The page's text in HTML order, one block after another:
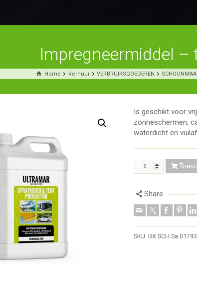
Impregneermiddel –
Home Verhuur VERBRUIKSGOEDEREN
Is geschikt voor
zonneschermen,
waterdicht en
Share
SKU: